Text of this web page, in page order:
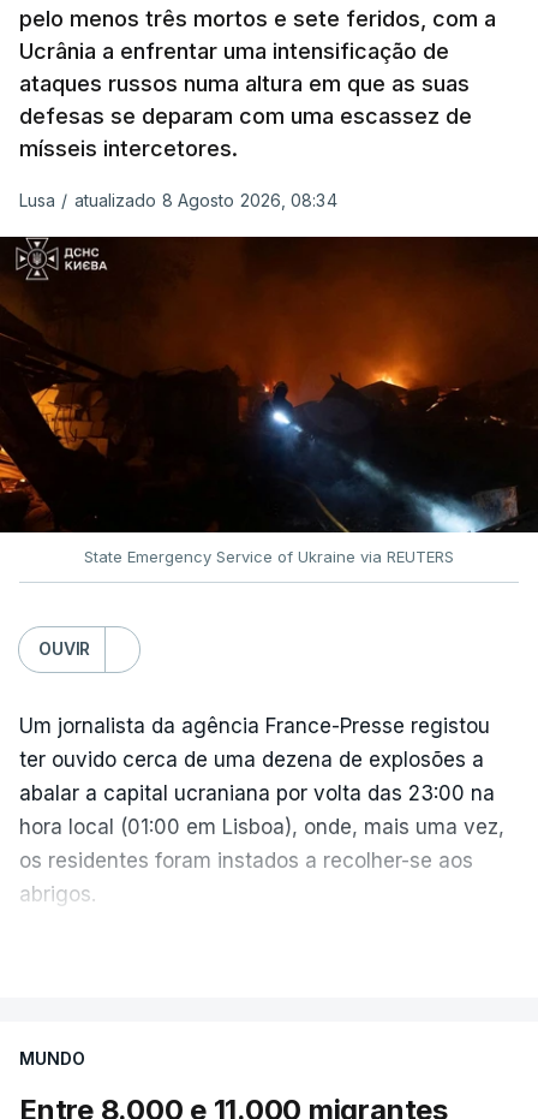
pelo menos três mortos e sete feridos, com a
Ucrânia a enfrentar uma intensificação de
ataques russos numa altura em que as suas
defesas se deparam com uma escassez de
mísseis intercetores.
Lusa / atualizado 8 Agosto 2026, 08:34
State Emergency Service of Ukraine via REUTERS
OUVIR
Um jornalista da agência France-Presse registou
ter ouvido cerca de uma dezena de explosões a
abalar a capital ucraniana por volta das 23:00 na
hora local (01:00 em Lisboa), onde, mais uma vez,
os residentes foram instados a recolher-se aos
abrigos.
causaram três mortos, incluindo uma criança de 4
MUNDO
Entre 8.000 e 11.000 migrantes